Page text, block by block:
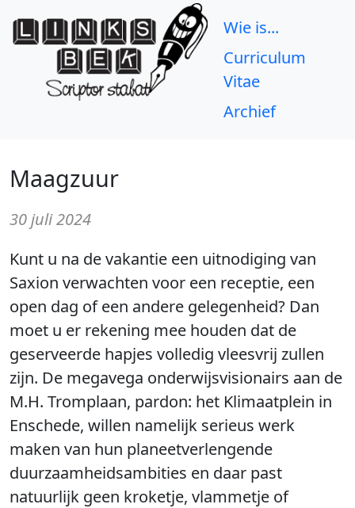
Wie is...
Curriculum
Vitae
Archief
Maagzuur
30 juli 2024
Kunt u na de vakantie een uitnodiging van
Saxion verwachten voor een receptie, een
open dag of een andere gelegenheid? Dan
moet u er rekening mee houden dat de
geserveerde hapjes volledig vleesvrij zullen
zijn. De megavega onderwijsvisionairs aan de
M.H. Tromplaan, pardon: het Klimaatplein in
Enschede, willen namelijk serieus werk
maken van hun planeetverlengende
duurzaamheidsambities en daar past
natuurlijk geen kroketje, vlammetje of